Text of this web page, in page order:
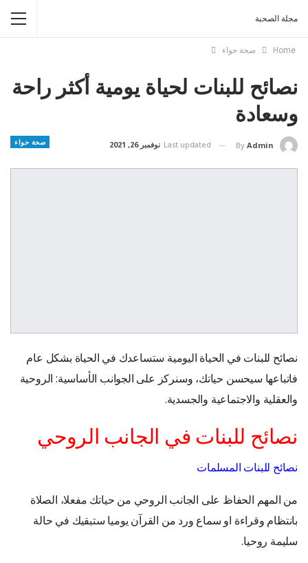
مجلة الصحبة
Home صحة حواء
نصائح للبنات لحياة يومية أكثر راحة
وسعادة
صحة حواء By Admin
Last updated نوفمبر 26, 2021
نصائح للبنات في الحياة اليومية ستساعدك في الحياة بشكل عام
فاتباعها سيحسن حياتك، وسنركز على الجوانب الأساسية: الروحية
والعقلية والاجتماعية والجسدية.
نصائح للبنات في الجانب الروحي
نصائح للبنات المسلمات
من المهم الحفاظ على الجانب الروحي من حياتك مفعلا، الصلاة
بانتظام وقراءة او سماع ورد من القرآن يوميا ستبقيك في حالة
سليمة روحيا.